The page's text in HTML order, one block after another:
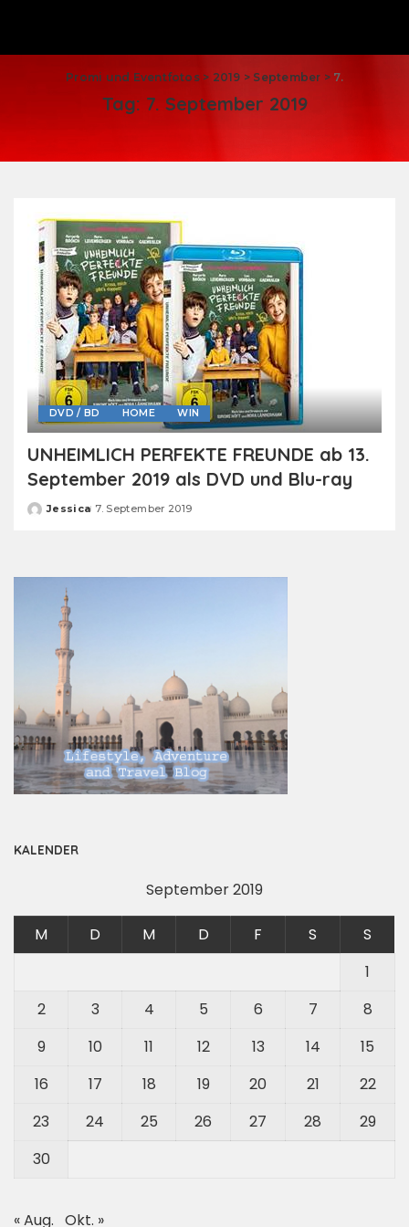
Promi und Eventfotos> 2019 > September > 7.
Tag: 7. September 2019
DVD / BD HOME WIN
UNHEIMLICH PERFEKTE FREUNDE ab 13.
September 2019 als DVD und Blu-ray
Posted
Jessica 7. September 2019
KALENDER
September 2019
M D M D F S
S
1
2
3 4 5 6 7
8
9
10 11 12 13 14
15
16
17 18 19 20 21
22
23
24 25 26 27 28
29
30
« Aug. Okt. »